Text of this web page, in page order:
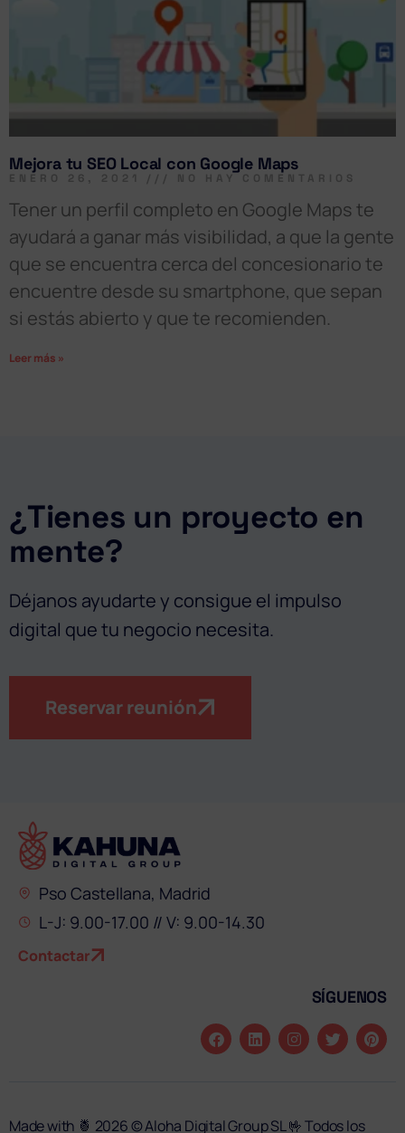
Mejora tu SEO Local con Google Maps
ENERO 26, 2021 NO HAY COMENTARIOS
Tener un perfil completo en Google Maps te
ayudará a ganar más visibilidad, a que la gente
que se encuentra cerca del concesionario te
encuentre desde su smartphone, que sepan
si estás abierto y que te recomienden.
Leer más »
¿Tienes un proyecto en
mente?
Déjanos ayudarte y consigue el impulso
digital que tu negocio necesita.
Reservar reunión
Pso Castellana, Madrid
L-J: 9.00-17.00 // V: 9.00-14.30
Contactar
SÍGUENOS
Made with 🍍 2026 © Aloha Digital Group SL 🤟 Todos los